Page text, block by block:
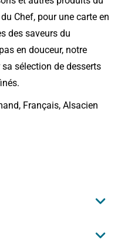
Chef, pour une carte en
des saveurs du
en douceur, notre
sélection de desserts
Français, Alsacien